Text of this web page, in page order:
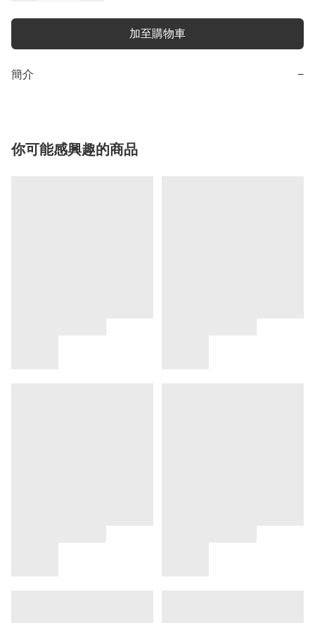
加至購物車
簡介 −
你可能感興趣的商品